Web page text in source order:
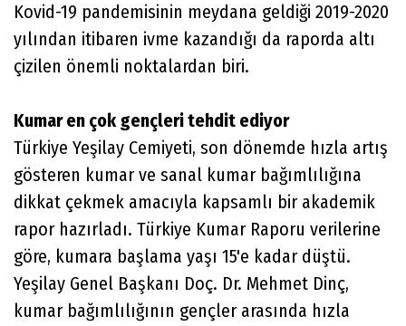
Kovid-19 pandemisinin meydana geldiği 2019-2020
yılından itibaren ivme kazandığı da raporda altı
çizilen önemli noktalardan biri.
Kumar en çok gençleri tehdit ediyor
Türkiye Yeşilay Cemiyeti, son dönemde hızla artış
gösteren kumar ve sanal kumar bağımlılığına
dikkat çekmek amacıyla kapsamlı bir akademik
rapor hazırladı. Türkiye Kumar Raporu verilerine
göre, kumara başlama yaşı 15'e kadar düştü.
Yeşilay Genel Başkanı Doç. Dr. Mehmet Dinç,
kumar bağımlılığının gençler arasında hızla